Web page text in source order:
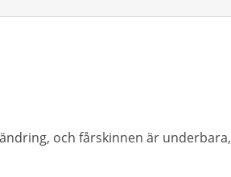
och fårskinnen är underbara,